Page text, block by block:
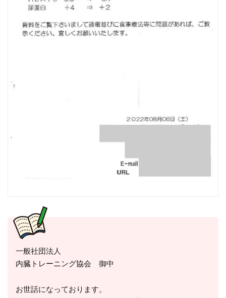
一般社団法人
内臓トレーニング協会 御中
お世話になっております。